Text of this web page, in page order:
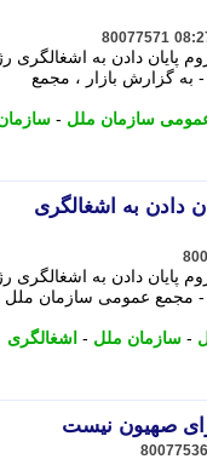
80077571
پایان دادن به اشغالگری
به گزارش بازار ، مجمع
سازمان ملل -
دادن به اشغالگری
پایان دادن به اشغالگری
- مجمع عمومی سازمان ملل
- سازمان ملل - اشغالگری
80077536